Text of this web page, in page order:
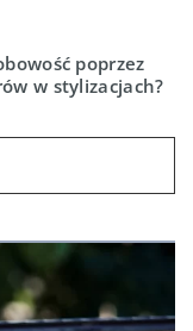
poprzez
w stylizacjach?